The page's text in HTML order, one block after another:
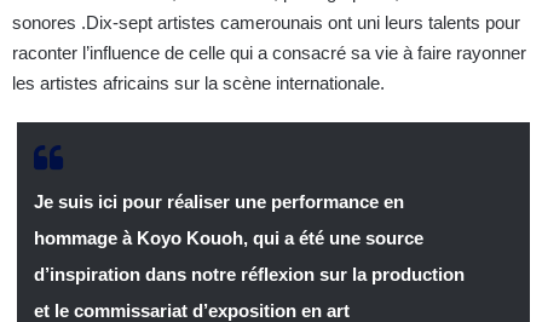
sonores .Dix-sept artistes camerounais ont uni leurs talents pour
raconter l’influence de celle qui a consacré sa vie à faire rayonner
les artistes africains sur la scène internationale.
Je suis ici pour réaliser une performance en
hommage à Koyo Kouoh, qui a été une source
d’inspiration dans notre réflexion sur la production
et le commissariat d’exposition en art